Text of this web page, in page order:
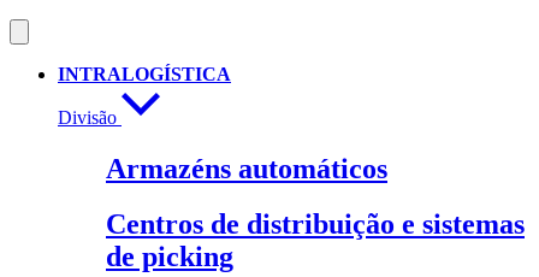
INTRALOGÍSTICA
Divisão
Armazéns automáticos
Centros de distribuição e sistemas
de picking